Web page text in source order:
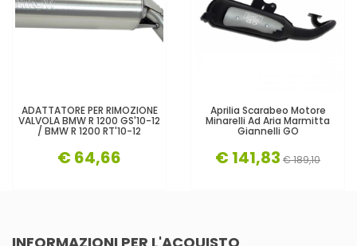
ADATTATORE PER RIMOZIONE
VALVOLA BMW R 1200 GS'10-12
/ BMW R 1200 RT'10-12
€ 64,66
Aprilia Scarabeo Motore
Minarelli Ad Aria Marmitta
Giannelli GO
€ 141,83 € 189,10